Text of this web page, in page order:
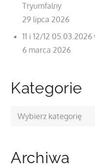
Tryumfalny
29 lipca 2026
11 i 12/12
6 marca 2026
Kategorie
Kategorie
Archiwa